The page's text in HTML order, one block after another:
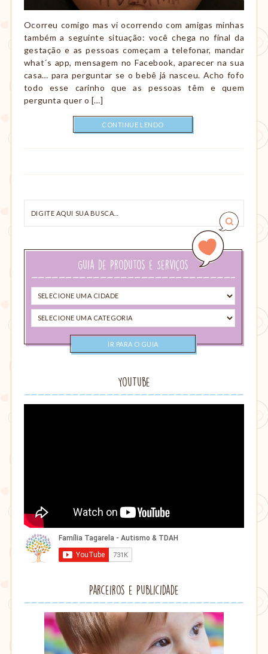
Ocorreu comigo mas vi ocorrendo com amigas minhas
também a seguinte situação: você chega no final da
gestação e as pessoas começam a telefonar, mandar
what´s app, mensagem no Facebook, aparecer na sua
casa… para perguntar se o bebê já nasceu. Acho fofo
todo esse carinho que as pessoas têm e quem
pergunta quer o […]
CONTINUE LENDO
aqui
Guia de Produtos e Serviços
Selecione
uma
cidade
Selecione
uma
YouTube
Parceiros e Publicidade
Lithu
âmbar